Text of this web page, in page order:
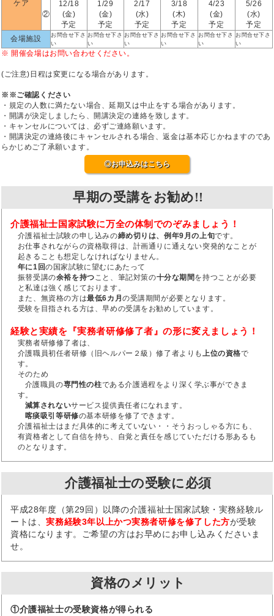
ケア
②
12/18
(金)
予定
1/29
(金)
予定
2/17
(水)
予定
3/18
(木)
予定
4/23
(金)
予定
5/26
(水)
予定
会場施設
お問合せ下さ
い
お問合せ下さ
い
お問合せ下さ
い
お問合せ下さ
い
お問合せ下さ
い
お問合せ下さ
い
※ 開催会場はお問い合わせください。
(ご注意)日程は変更になる場合があります。
※※ご確認ください
・規定の人数に満たない場合、延期又は中止をする場合があります。
・開講が決定しましたら、開講決定の連絡を致します。
・キャンセルについては、必ずご連絡願います。
・開講決定の連絡後にキャンセルされる場合、返金は基本応じかねますのであ
らかじめご了承願います。
◎お申込みはこちら
早期の受講をお勧め!!
介護福祉士国家試験に万全の体制でのぞみましょう！
介護福祉士試験の申し込みの締め切りは、例年9月の上旬です。
お仕事されながらの資格取得は、計画通りに通えない突発的なことが
起きることも想定しなければなりません。
年に1回の国家試験に望むにあたって
振替受講の余裕を持つこと、筆記対策の十分な期間を持つことが必要
と私達は強く感じております。
また、無資格の方は最低6カ月の受講期間が必要となります。
受験を目指される方は、早めの受講をお勧めしています。
経験と実績を『実務者研修修了者』の形に変えましょう！
実務者研修修了者は、
介護職員初任者研修（旧ヘルパー２級）修了者よりも上位の資格で
す。
そのため
介護職員の専門性の柱である介護過程をより深く学ぶ事ができま
す。
減算されないサービス提供責任者になれます。
喀痰吸引等研修の基本研修を修了できます。
介護福祉士はまだ具体的に考えていない・・そうおっしゃる方にも、
有資格者として自信を持ち、自覚と責任を感じていただける形あるも
のとなります。
介護福祉士の受験に必須
平成28年度（第29回）以降の介護福祉士国家試験・実務経験ル
ートは、実務経験3年以上かつ実務者研修を修了した方が受験
資格になります。ご希望の方はお早めにお申し込みくださいま
せ。
資格のメリット
①介護福祉士の受験資格が得られる